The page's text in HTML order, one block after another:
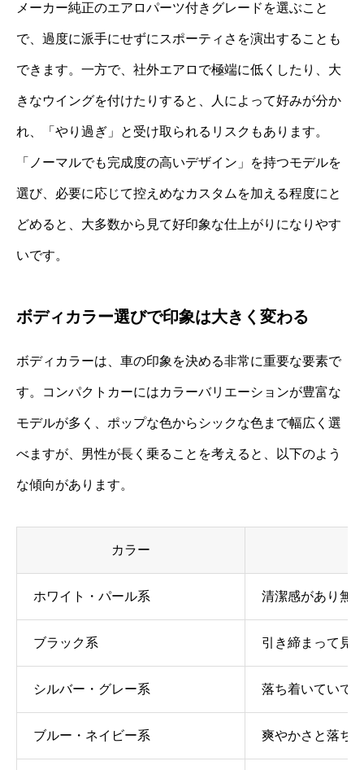
メーカー純正のエアロパーツ付きグレードを選ぶこと
で、過度に派手にせずにスポーティさを演出することも
できます。一方で、社外エアロで極端に低くしたり、大
きなウイングを付けたりすると、人によって好みが分か
れ、「やり過ぎ」と受け取られるリスクもあります。
「ノーマルでも完成度の高いデザイン」を持つモデルを
選び、必要に応じて控えめなカスタムを加える程度にと
どめると、大多数から見て好印象な仕上がりになりやす
いです。
ボディカラー選びで印象は大きく変わる
ボディカラーは、車の印象を決める非常に重要な要素で
す。コンパクトカーにはカラーバリエーションが豊富な
モデルが多く、ポップな色からシックな色まで幅広く選
べますが、男性が長く乗ることを考えると、以下のよう
な傾向があります。
カラー
ホワイト・パール系 清潔感があり無
ブラック系 引き締まって見
シルバー・グレー系 落ち着いていて
ブルー・ネイビー系 爽やかさと落ち